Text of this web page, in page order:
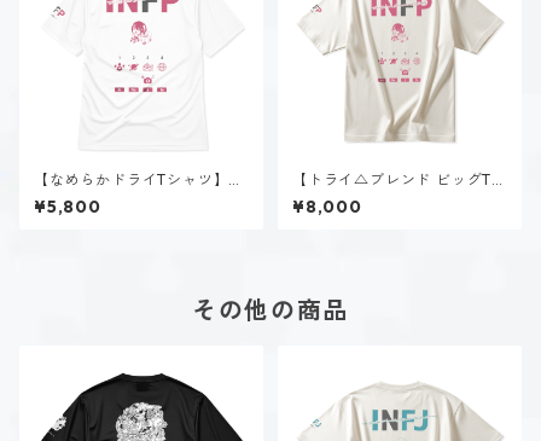
【なめらかドライTシャツ】夜
月 夢乃（INFP）｜ホワイト
¥5,800
【トライ△ブレンド ビッグTシ
ャツ】夜月 夢乃（INFP）｜ヴ
ィンテージオフホワイト
¥8,000
その他の商品